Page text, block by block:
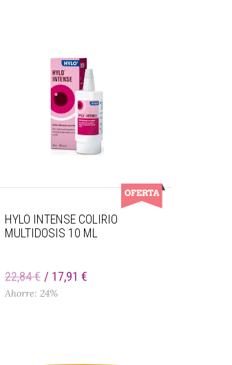
HYLO INTENSE COLIRIO
MULTIDOSIS 10 ML
22,84 € 17,91 €
Ahorre: 24%